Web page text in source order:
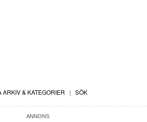
ARKIV & KATEGORIER | SÖK